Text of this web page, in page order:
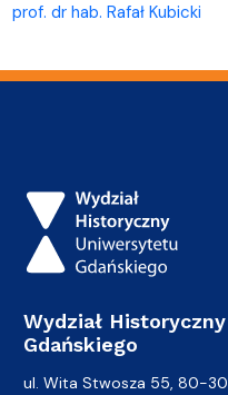
prof. dr hab. Rafał Kubicki
Wydział
Gdańskiego
ul. Wita Stwosza 55, 80-